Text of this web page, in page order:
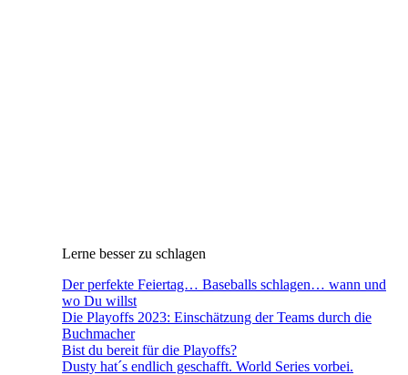
Lerne besser zu schlagen
Der perfekte Feiertag… Baseballs schlagen… wann und
wo Du willst
Die Playoffs 2023: Einschätzung der Teams durch die
Buchmacher
Bist du bereit für die Playoffs?
Dusty hat´s endlich geschafft. World Series vorbei.